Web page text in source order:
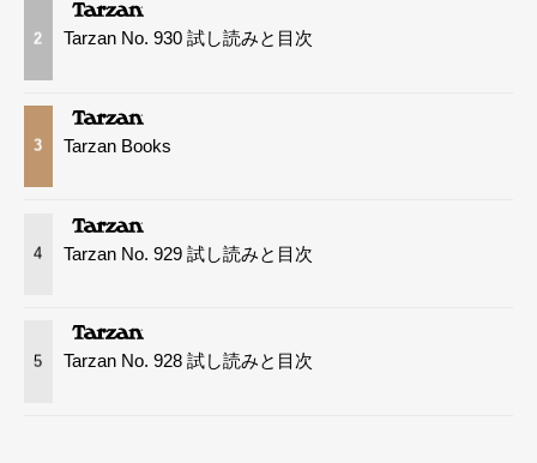
2 Tarzan No. 930 試し読みと目次
3 Tarzan Books
4 Tarzan No. 929 試し読みと目次
5 Tarzan No. 928 試し読みと目次